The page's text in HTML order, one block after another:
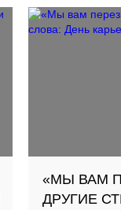
«МЫ ВАМ
ДРУГИЕ